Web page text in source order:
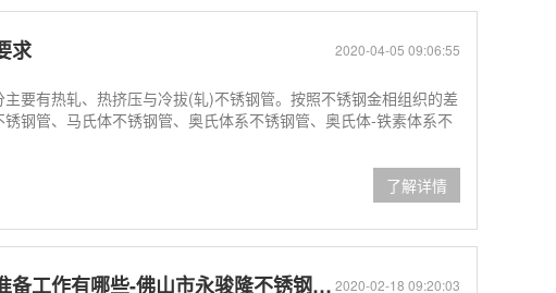
2020-04-05 09:06:55
求
要有热轧、热挤压与冷拔(轧)不锈钢管。按照不锈钢金相组织的差
钢管、马氏体不锈钢管、奥氏体系不锈钢管、奥氏体-铁素体系不
了解详情
2020-02-18 09:20:03
作有哪些-佛山市永骏隆不锈钢有限公司